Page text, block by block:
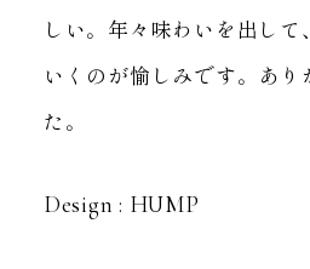
しい。 年々味わいを出し
いくのが愉しみです。 あり
た。
Design : HUMP